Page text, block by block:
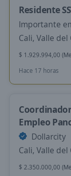
Residente
Importante
Cali, Valle del
$ 1.929.994,00
Hace 17 horas
Empleo
Dollarcity
Cali, Valle del
$ 2.350.000,00